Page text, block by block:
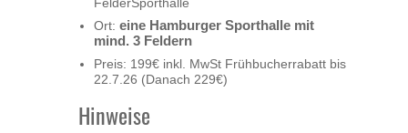
FelderSporthalle
Ort: eine Hamburger Sporthalle mit
mind. 3 Feldern
Preis: 199€ inkl. MwSt Frühbucherrabatt bis
22.7.26 (Danach 229€)
Hinweise